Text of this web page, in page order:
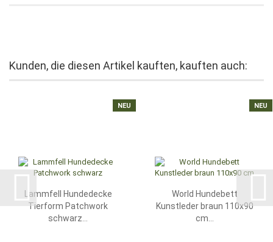
Kunden, die diesen Artikel kauften, kauften auch:
NEU
Lammfell Hundedecke
Tierform Patchwork
schwarz...
NEU
World Hundebett
Kunstleder braun 110x90
cm...